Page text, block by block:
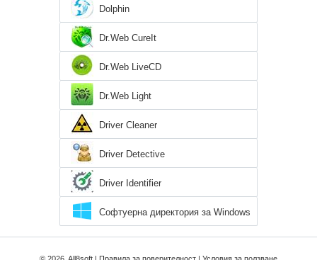
Dolphin
Dr.Web CureIt
Dr.Web LiveCD
Dr.Web Light
Driver Cleaner
Driver Detective
Driver Identifier
Софтуерна директория за Windows
8